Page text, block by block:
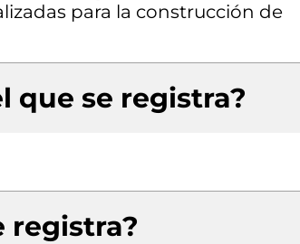
para la construcción de
que se registra?
registra?